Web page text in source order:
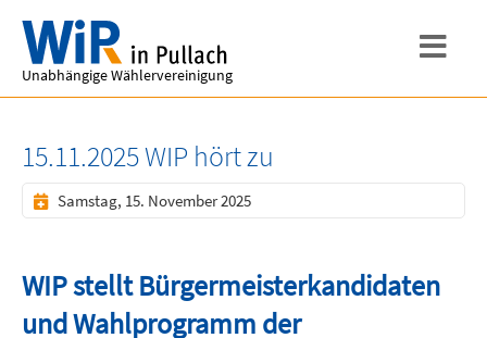
Unabhängige Wählervereinigung
15.11.2025 WIP hört zu
Samstag, 15. November 2025
WIP stellt Bürgermeisterkandidaten
und Wahlprogramm der